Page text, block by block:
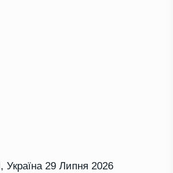
, Україна 29 Липня 2026